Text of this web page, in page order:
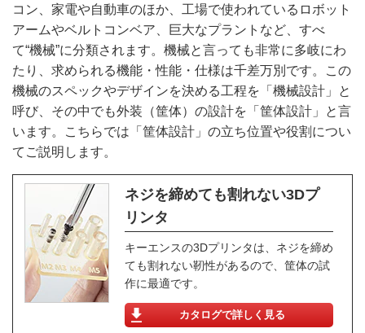
コン、家電や自動車のほか、工場で使われているロボット
アームやベルトコンベア、巨大なプラントなど、すべ
て“機械”に分類されます。機械と言っても非常に多岐にわ
たり、求められる機能・性能・仕様は千差万別です。この
機械のスペックやデザインを決める工程を「機械設計」と
呼び、その中でも外装（筐体）の設計を「筐体設計」と言
います。こちらでは「筐体設計」の立ち位置や役割につい
てご説明します。
ネジを締めても割れない3Dプ
リンタ
キーエンスの3Dプリンタは、ネジを締め
ても割れない靭性があるので、筐体の試
作に最適です。
カタログで詳しく見る